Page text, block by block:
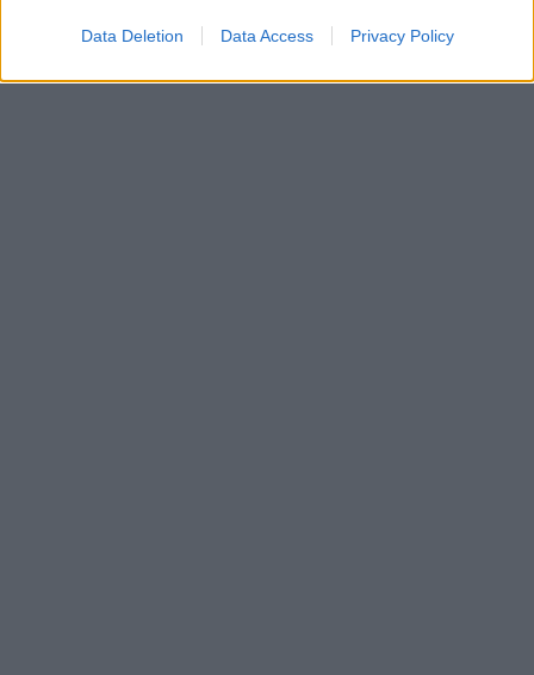
Data Deletion Data Access Privacy Policy